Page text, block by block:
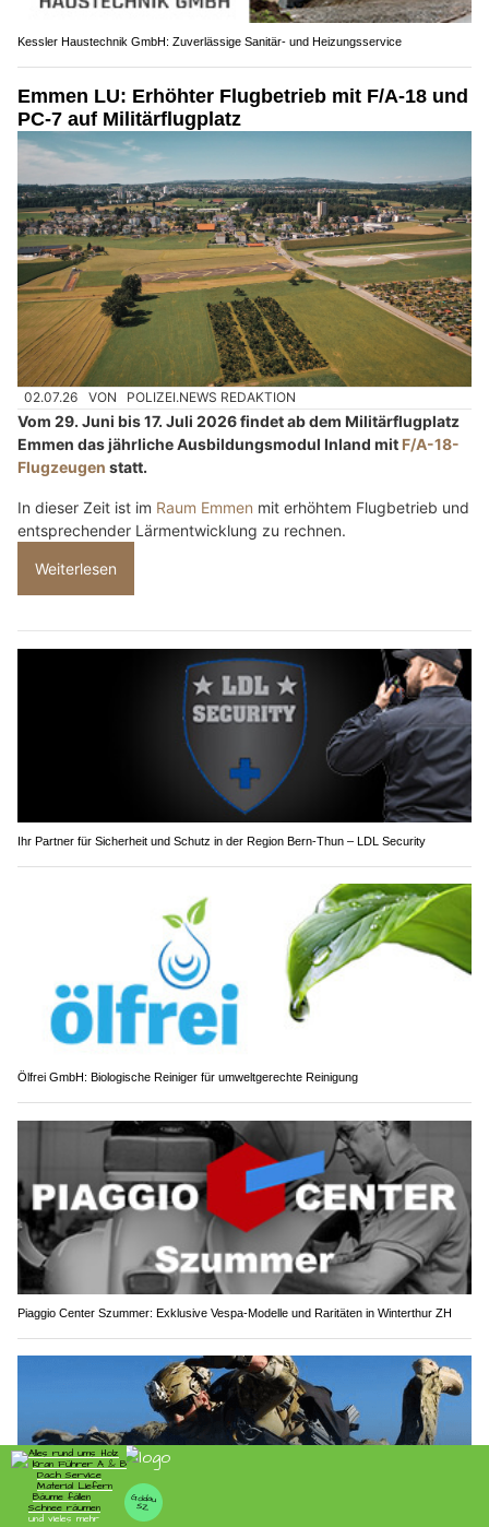
Kessler Haustechnik GmbH: Zuverlässige Sanitär- und Heizungsservice
Emmen LU: Erhöhter Flugbetrieb mit F/A-18 und
PC-7 auf Militärflugplatz
02.07.26 VON POLIZEI.NEWS REDAKTION
Vom 29. Juni bis 17. Juli 2026 findet ab dem Militärflugplatz
Emmen das jährliche Ausbildungsmodul Inland mit F/A-18-
Flugzeugen statt.
In dieser Zeit ist im Raum Emmen mit erhöhtem Flugbetrieb und
entsprechender Lärmentwicklung zu rechnen.
Weiterlesen
Ihr Partner für Sicherheit und Schutz in der Region Bern-Thun – LDL Security
Ölfrei GmbH: Biologische Reiniger für umweltgerechte Reinigung
Piaggio Center Szummer: Exklusive Vespa-Modelle und Raritäten in Winterthur ZH